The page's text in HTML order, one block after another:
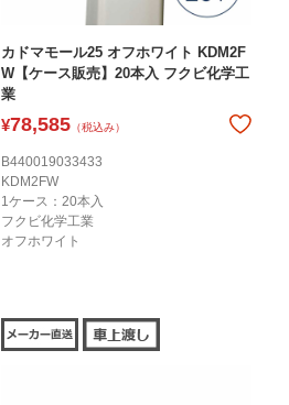
カドマモール25 オフホワイト KDM2F
W【ケース販売】20本入 フクビ化学工
業
¥78,585 （税込み）
B440019033433
KDM2FW
1ケース：20本入
フクビ化学工業
オフホワイト